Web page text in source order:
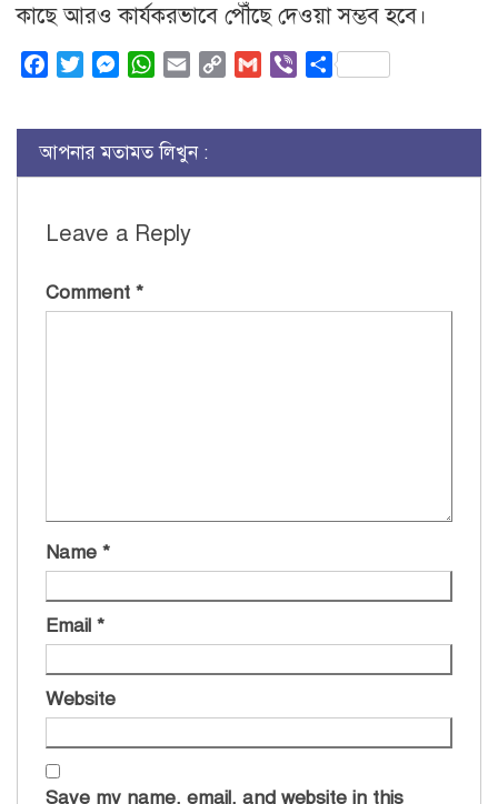
কাছে আরও কার্যকরভাবে পৌঁছে দেওয়া সম্ভব হবে।
FacebookTwitterMessenger
WhatsApp
Email
Copy
Gmail ViberShare
আপনার মতামত লিখুন :
Leave a Reply
Comment *
Name *
Email *
Website
Save my name, email, and website in this